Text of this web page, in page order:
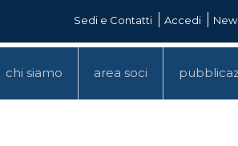
Sedi e Contatti Accedi
chi siamo area soci